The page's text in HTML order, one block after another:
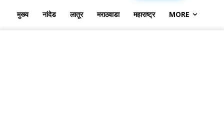
मुख्य नांदेड लातूर मराठवाडा महाराष्ट्र MORE